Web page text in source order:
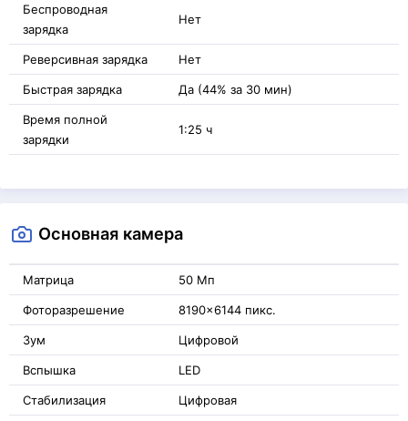
Беспроводная
зарядка
Нет
Реверсивная зарядка Нет
Быстрая зарядка Да (44% за 30 мин)
Время полной
зарядки
1:25 ч
Основная камера
Матрица 50 Мп
Фоторазрешение 8190x6144 пикс.
Зум Цифровой
Вспышка LED
Стабилизация Цифровая